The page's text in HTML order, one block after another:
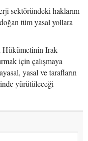
sektöründeki haklarını
tüm yasal yollara
Hükümetinin Irak
için çalışmaya
yasal ve tarafların
yürütüleceği